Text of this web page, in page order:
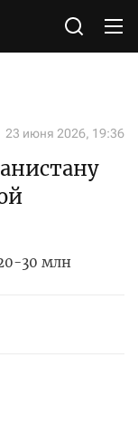
23 июня 2026, 19:36
30 млн